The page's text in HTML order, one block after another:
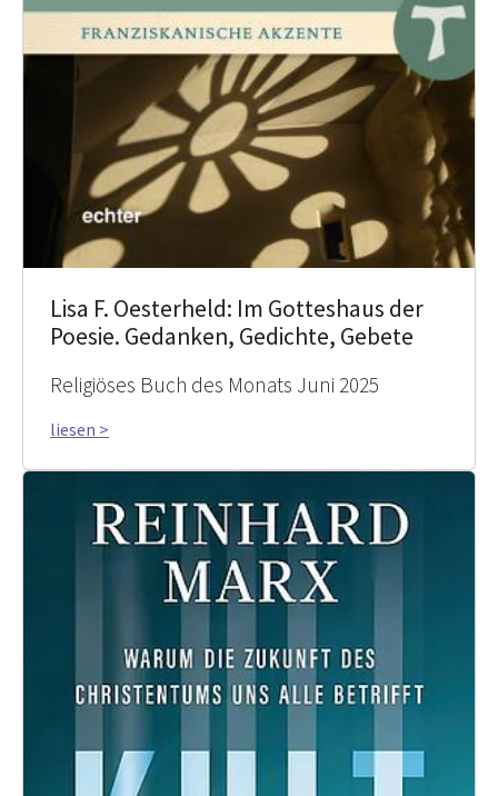
Lisa F. Oesterheld: Im Gotteshaus der
Poesie. Gedanken, Gedichte, Gebete
Religiöses Buch des Monats Juni 2025
liesen >